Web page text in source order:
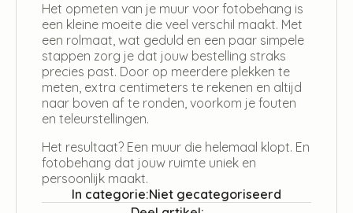
Het opmeten van je muur voor fotobehang is
een kleine moeite die veel verschil maakt. Met
een rolmaat, wat geduld en een paar simpele
stappen zorg je dat jouw bestelling straks
precies past. Door op meerdere plekken te
meten, extra centimeters te rekenen en altijd
naar boven af te ronden, voorkom je fouten
en teleurstellingen.
Het resultaat? Een muur die helemaal klopt. En
fotobehang dat jouw ruimte uniek en
persoonlijk maakt.
In categorie:Niet gecategoriseerd